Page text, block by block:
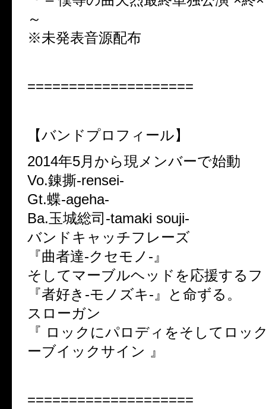
～
※未発表音源配布
====================
【バンドプロフィール】
2014年5月から現メンバーで始動
Vo.錬撕-rensei-
Gt.蝶-ageha-
Ba.玉城総司-tamaki souji-
バンドキャッチフレーズ
『曲者達-クセモノ-』
そしてマーブルヘッドを応援する
『者好き-モノズキ-』と命ずる。
スローガン
『 ロックにパロディをそしてロッ
ーブイックサイン 』
====================